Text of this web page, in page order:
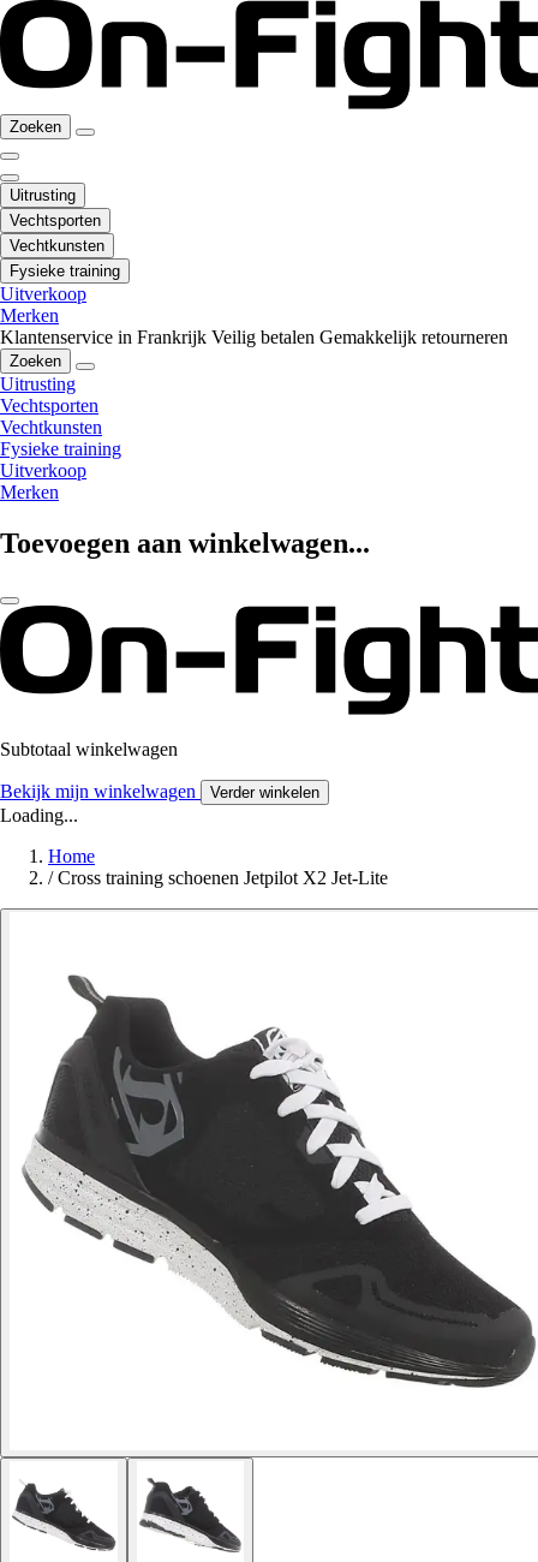
Zoeken
Uitrusting
Vechtsporten
Vechtkunsten
Fysieke training
Uitverkoop
Merken
Klantenservice in Frankrijk Veilig betalen Gemakkelijk retourneren
Zoeken
Uitrusting
Vechtsporten
Vechtkunsten
Fysieke training
Uitverkoop
Merken
Toevoegen aan winkelwagen...
Subtotaal winkelwagen
Bekijk mijn winkelwagen Verder winkelen
Loading...
Home
/ Cross training schoenen Jetpilot X2 Jet-Lite